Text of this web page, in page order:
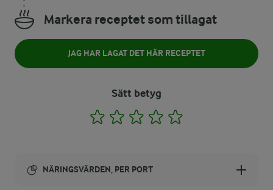
Markera receptet som tillagat
JAG HAR LAGAT DET HÄR RECEPTET
Sätt betyg
1 2 3 4
NÄRINGSVÄRDEN, PER PORT